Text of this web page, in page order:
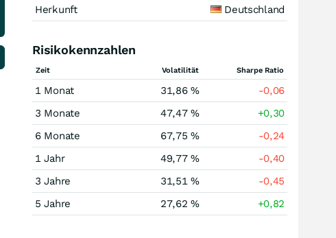
Herkunft
Deutschland
Risikokennzahlen
Zeit Volatilität Sharpe Ratio
1 Monat 31,86 %
-0,06
3 Monate
47,47 %
+0,30
6 Monate
67,75 %
-0,24
1 Jahr
49,77 %
-0,40
3 Jahre
31,51 %
-0,45
5 Jahre
27,62 % +0,82